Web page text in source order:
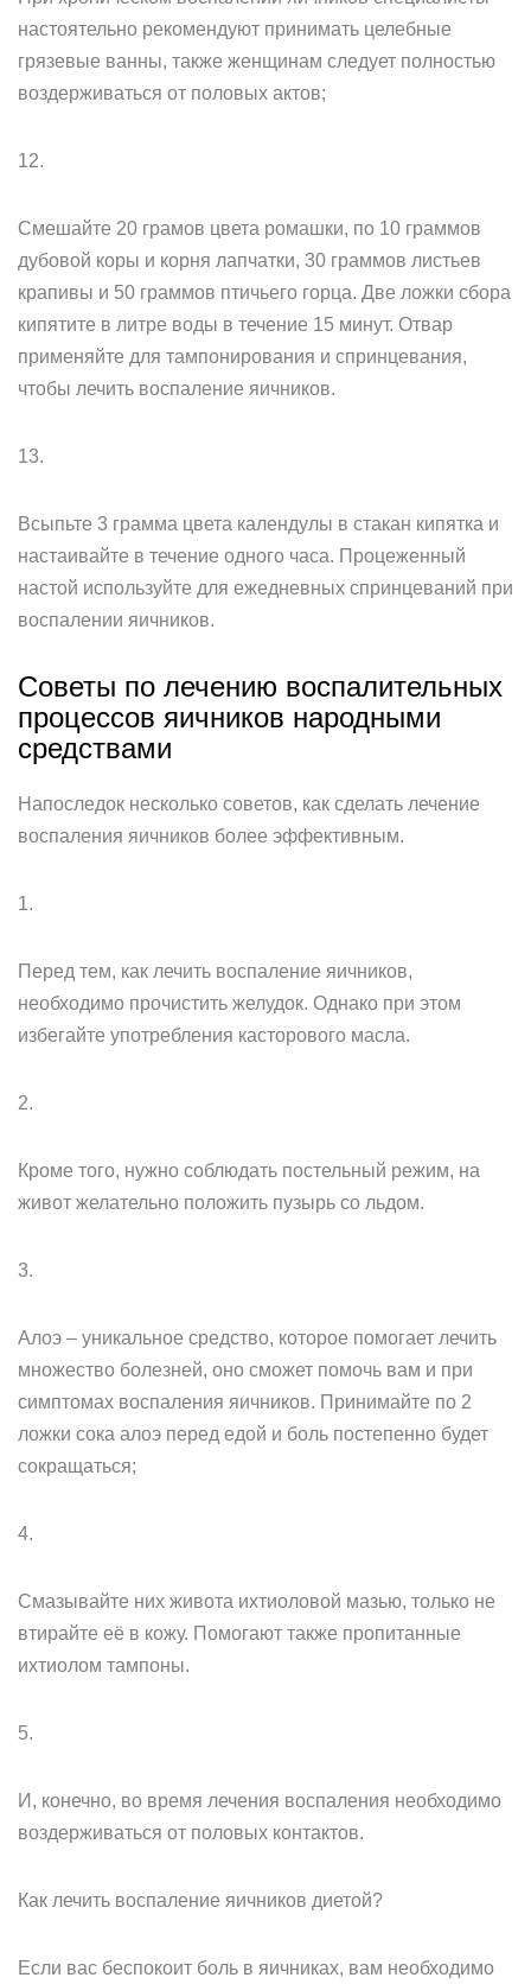
настоятельно рекомендуют принимать целебные
грязевые ванны, также женщинам следует полностью
воздерживаться от половых актов;
12.
Смешайте 20 грамов цвета ромашки, по 10 граммов
дубовой коры и корня лапчатки, 30 граммов листьев
крапивы и 50 граммов птичьего горца. Две ложки сбора
кипятите в литре воды в течение 15 минут. Отвар
применяйте для тампонирования и спринцевания,
чтобы лечить воспаление яичников.
13.
Всыпьте 3 грамма цвета календулы в стакан кипятка и
настаивайте в течение одного часа. Процеженный
настой используйте для ежедневных спринцеваний при
воспалении яичников.
Советы по лечению воспалительных
процессов яичников народными
средствами
Напоследок несколько советов, как сделать лечение
воспаления яичников более эффективным.
1.
Перед тем, как лечить воспаление яичников,
необходимо прочистить желудок. Однако при этом
избегайте употребления касторового масла.
2.
Кроме того, нужно соблюдать постельный режим, на
живот желательно положить пузырь со льдом.
3.
Алоэ – уникальное средство, которое помогает лечить
множество болезней, оно сможет помочь вам и при
симптомах воспаления яичников. Принимайте по 2
ложки сока алоэ перед едой и боль постепенно будет
сокращаться;
4.
Смазывайте них живота ихтиоловой мазью, только не
втирайте её в кожу. Помогают также пропитанные
ихтиолом тампоны.
5.
И, конечно, во время лечения воспаления необходимо
воздерживаться от половых контактов.
Как лечить воспаление яичников диетой?
Если вас беспокоит боль в яичниках, вам необходимо